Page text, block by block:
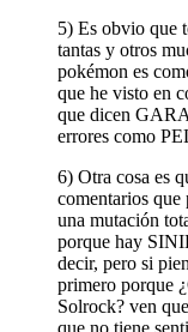
5) Es obvio que
tantas y otros
pokémon es
que he visto en
que dicen
errores como
6) Otra cosa es
comentarios
una mutación
porque hay
decir, pero si
primero porque
Solrock? ven